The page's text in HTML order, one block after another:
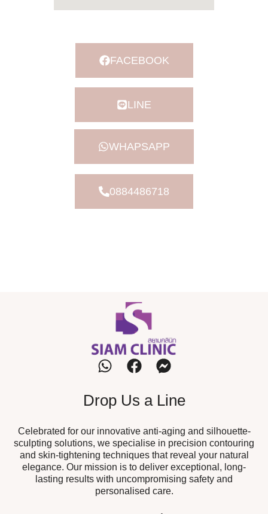
FACEBOOK
LINE
WHAPSAPP
0884486718
Drop Us a Line
Celebrated for our innovative anti-aging and silhouette-
sculpting solutions, we specialise in precision contouring
and skin-tightening techniques that reveal your natural
elegance. Our mission is to deliver exceptional, long-
lasting results with uncompromising safety and
personalised care.